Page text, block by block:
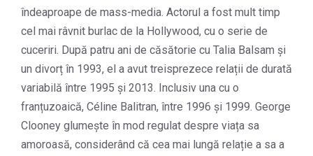
îndeaproape de mass-media. Actorul a fost mult timp
cel mai râvnit burlac de la Hollywood, cu o serie de
cuceriri. După patru ani de căsătorie cu Talia Balsam și
un divorț în 1993, el a avut treisprezece relații de durată
variabilă între 1995 și 2013. Inclusiv una cu o
franțuzoaică, Céline Balitran, între 1996 și 1999. George
Clooney glumește în mod regulat despre viața sa
amoroasă, considerând că cea mai lungă relație a sa a